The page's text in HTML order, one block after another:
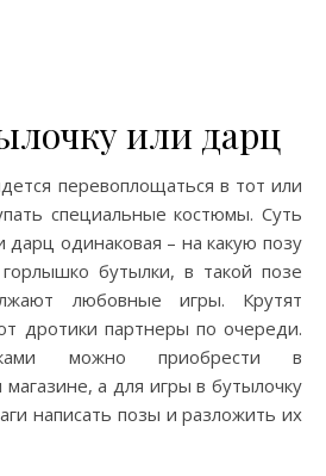
или дарц
перевоплощаться в тот или
специальные костюмы. Суть
дарц одинаковая – на какую позу
бутылки, в такой позе
любовные игры. Крутят
дротики партнеры по очереди.
можно приобрести в
а для игры в бутылочку
написать позы и разложить их